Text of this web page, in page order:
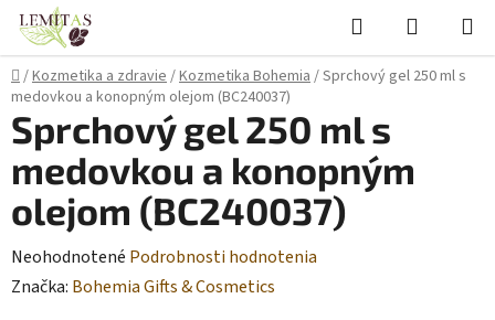
Prejsť
obsah
Hľadať
KOŠÍK
Domov
/Kozmetika a zdravie/Kozmetika Bohemia/Sprchový gel 250 ml s
medovkou a konopným olejom (BC240037)
Sprchový gel 250 ml s
medovkou a konopným
olejom (BC240037)
Priemerné
hodnotenie
Neohodnotené Podrobnosti hodnotenia
Značka: Bohemia Gifts & Cosmetics